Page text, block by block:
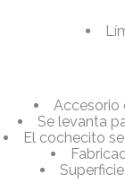
Accesorio
Se levanta
El cochecito